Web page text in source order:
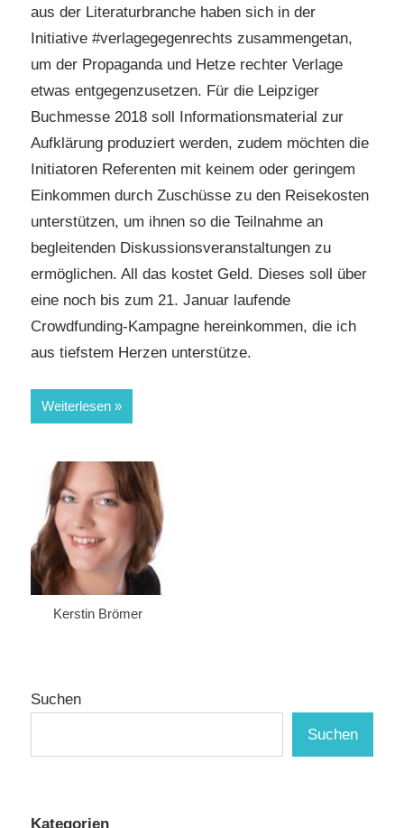
aus der Literaturbranche haben sich in der
Initiative #verlagegegenrechts zusammengetan,
um der Propaganda und Hetze rechter Verlage
etwas entgegenzusetzen. Für die Leipziger
Buchmesse 2018 soll Informationsmaterial zur
Aufklärung produziert werden, zudem möchten die
Initiatoren Referenten mit keinem oder geringem
Einkommen durch Zuschüsse zu den Reisekosten
unterstützen, um ihnen so die Teilnahme an
begleitenden Diskussionsveranstaltungen zu
ermöglichen. All das kostet Geld. Dieses soll über
eine noch bis zum 21. Januar laufende
Crowdfunding-Kampagne hereinkommen, die ich
aus tiefstem Herzen unterstütze.
Weiterlesen
Kerstin Brömer
Suchen
Suchen
Kategorien